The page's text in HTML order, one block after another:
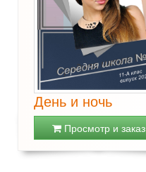
День и ночь
Просмотр и заказ